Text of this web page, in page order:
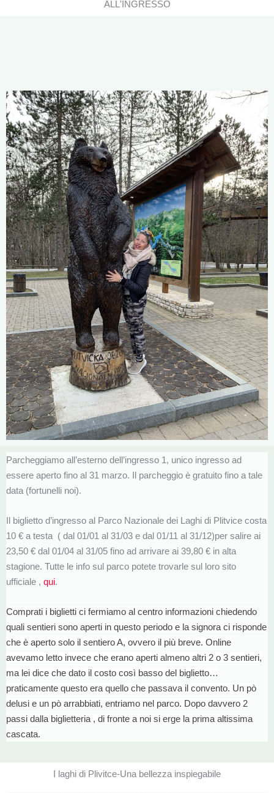
ALL'INGRESSO
Parcheggiamo all’esterno dell’ingresso 1, unico ingresso ad
essere aperto fino al 31 marzo. Il parcheggio è gratuito fino a tale
data (fortunelli noi).
Il biglietto d’ingresso al Parco Nazionale dei Laghi di Plitvice costa
10 € a testa ( dal 01/01 al 31/03 e dal 01/11 al 31/12)per salire ai
23,50 € dal 01/04 al 31/05 fino ad arrivare ai 39,80 € in alta
stagione. Tutte le info sul parco potete trovarle sul loro sito
ufficiale , qui.
Comprati i biglietti ci fermiamo al centro informazioni chiedendo
quali sentieri sono aperti in questo periodo e la signora ci risponde
che è aperto solo il sentiero A, ovvero il più breve. Online
avevamo letto invece che erano aperti almeno altri 2 o 3 sentieri,
ma lei dice che dato il costo così basso del biglietto…
praticamente questo era quello che passava il convento. Un pò
delusi e un pò arrabbiati, entriamo nel parco. Dopo davvero 2
passi dalla biglietteria , di fronte a noi si erge la prima altissima
cascata.
I laghi di Plivitce-Una bellezza inspiegabile